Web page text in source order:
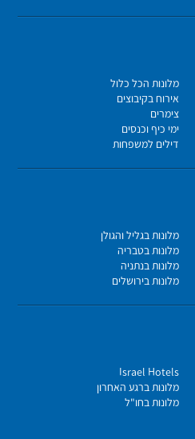
מלונות הכל כלול
אירוח בקיבוצים
צימרים
ימי כיף וכנסים
דילים למשפחות
מלונות בגליל והגולן
מלונות בטבריה
מלונות בנתניה
מלונות בירושלים
Israel Hotels
מלונות ברגע האחרון
מלונות בחו"ל